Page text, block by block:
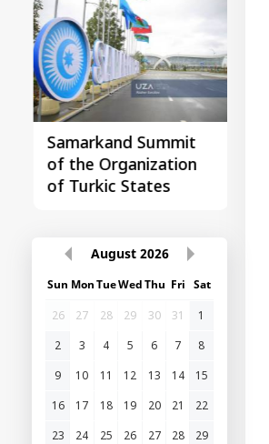
Samarkand Summit
of the Organization
of Turkic States
August 2026
Sun MonTueWedThu Fri Sat
26
27 28 29 30 31
1
2
3 4 5 6 7
8
9
10 11 12 13 14
15
16
17 18 19 20 21
22
23
24 25 26 27 28
29